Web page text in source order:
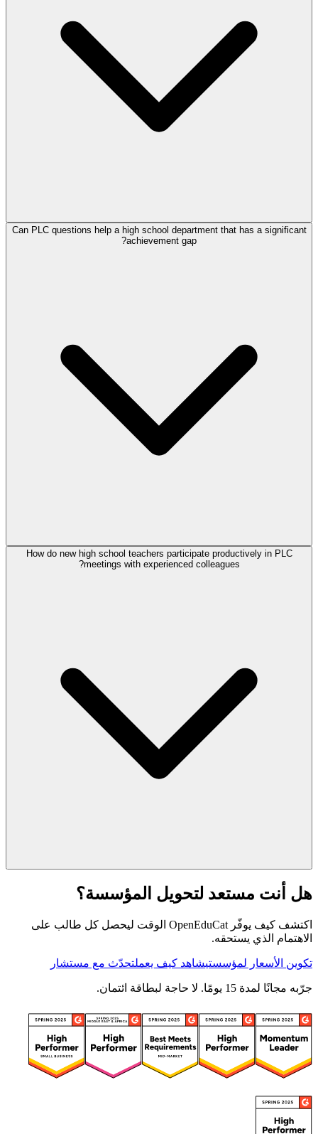
Can PLC questions help a high school department that has a significant
achievement gap?
How do new high school teachers participate productively in PLC
meetings with experienced colleagues?
هل أنت مستعد لتحويل المؤسسة؟
اكتشف كيف يوفّر OpenEduCat الوقت ليحصل كل طالب على
الاهتمام الذي يستحقه.
تكوين الأسعار لمؤسستيشاهد كيف يعملتحدّث مع مستشار
جرّبه مجانًا لمدة 15 يومًا. لا حاجة لبطاقة ائتمان.